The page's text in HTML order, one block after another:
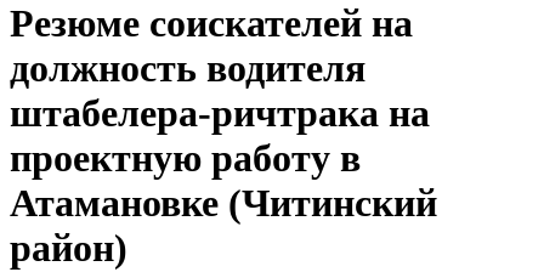
Резюме соискателей на
должность водителя
штабелера-ричтрака на
проектную работу в
Атамановке (Читинский
район)